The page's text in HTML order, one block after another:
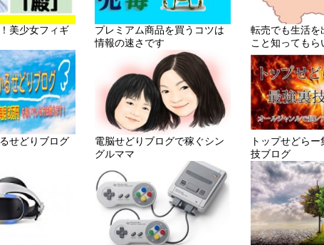
美少女フィギ
プレミアム商品を買うコツは
情報の速さです
転売でも生活を
こと知ってもら
せどりブログ
電脳せどりブログで稼ぐシン
グルママ
トップせどら
技ブログ